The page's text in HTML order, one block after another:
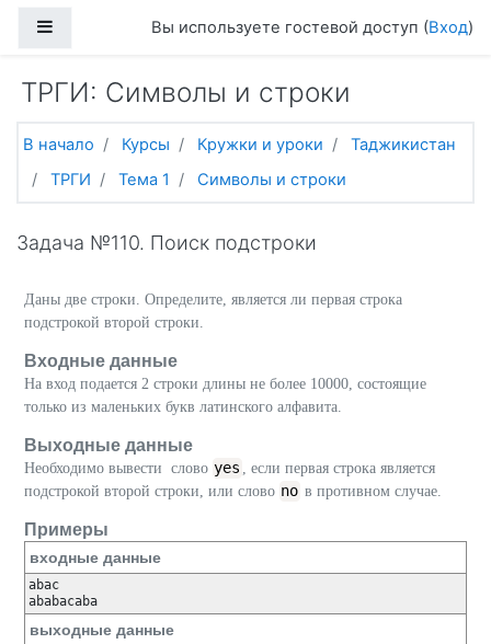
Боковая панельВы используете гостевой доступ (Вход)
ТРГИ: Символы и строки
В начало Курсы Кружки и уроки
Таджикистан
ТРГИ
Тема 1 Символы и строки
Задача №110. Поиск подстроки
Даны две строки. Определите, является ли первая строка
подстрокой второй строки.
Входные данные
На вход подается 2 строки длины не более 10000, состоящие
только из маленьких букв латинского алфавита.
Выходные данные
Необходимо вывести слово yes , если первая строка является
подстрокой второй строки, или слово no в противном случае.
Примеры
входные данные
abac
ababacaba
выходные данные